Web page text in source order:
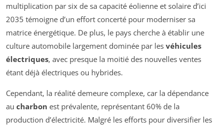
multiplication par six de sa capacité éolienne et solaire d’ici
2035 témoigne d’un effort concerté pour moderniser sa
matrice énergétique. De plus, le pays cherche à établir une
culture automobile largement dominée par les véhicules
électriques, avec presque la moitié des nouvelles ventes
étant déjà électriques ou hybrides.
Cependant, la réalité demeure complexe, car la dépendance
au charbon est prévalente, représentant 60% de la
production d’électricité. Malgré les efforts pour diversifier les